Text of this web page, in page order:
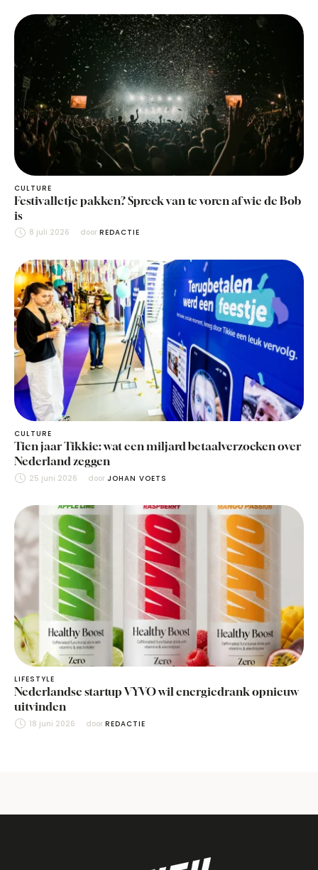
CULTURE
Festivalletje pakken? Spreek van te voren af wie de Bob
is
8 juli 2026 door REDACTIE
CULTURE
Tien jaar Tikkie: wat een miljard betaalverzoeken over
Nederland zeggen
25 juni 2026 door JOHAN VOETS
LIFESTYLE
Nederlandse startup VYVO wil energiedrank opnieuw
uitvinden
18 juni 2026 door REDACTIE